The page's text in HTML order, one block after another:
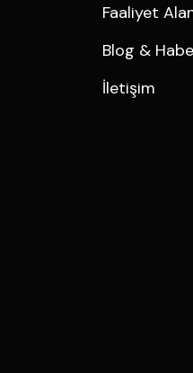
Faaliyet
Blog &
İletişim